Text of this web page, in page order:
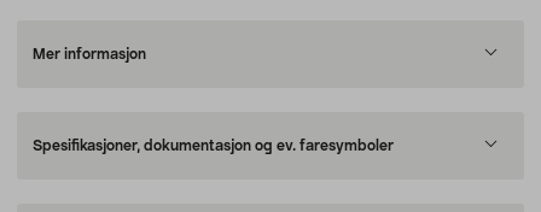
Mer informasjon
Spesifikasjoner, dokumentasjon og ev. faresymboler